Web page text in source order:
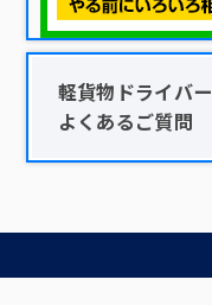
軽貨物ドライバー
よくあるご質問